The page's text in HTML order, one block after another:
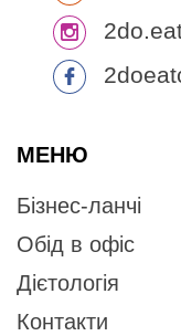
МЕНЮ
Бізнес-ланчі
Обід в офіс
Дієтологія
Контакти